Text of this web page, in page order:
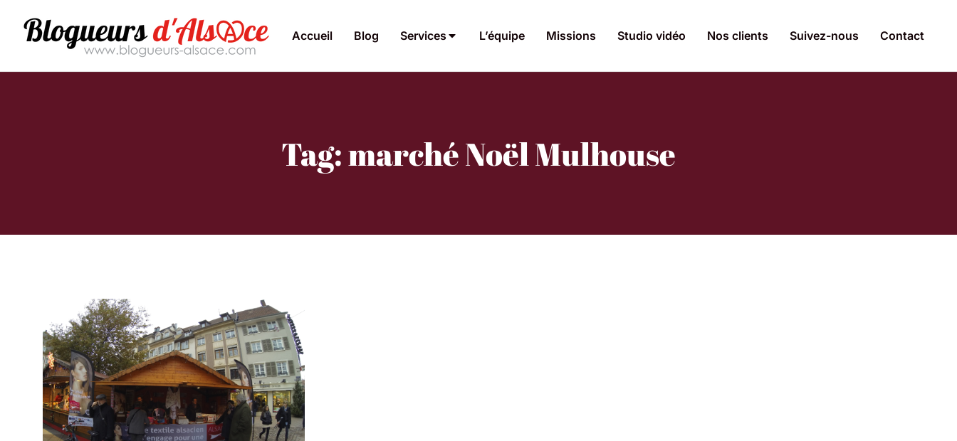
Accueil Blog Services L’équipe Missions Studio vidéo Nos clients Suivez-nous Contact
Tag: marché Noël Mulhouse